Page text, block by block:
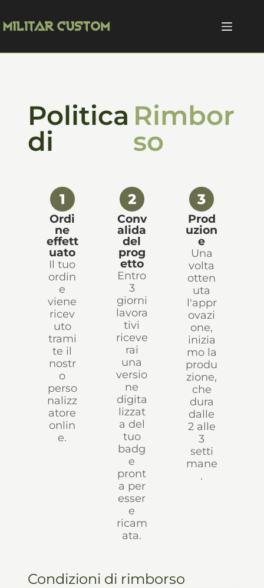
Politica
di
Rimbor
so
Ordi
ne
effett
uato
Il tuo
ordin
e
viene
ricev
uto
trami
te il
nostr
o
perso
nalizz
atore
onlin
e.
Conv
alida
del
prog
etto
Entro
3
giorni
lavora
tivi
riceve
rai
una
versio
ne
digita
lizzat
a del
tuo
badg
e
pront
a per
esser
e
ricam
ata.
Prod
uzion
e
Una
volta
otten
uta
l'appr
ovazi
one,
inizia
mo la
produ
zione,
che
dura
dalle
2 alle
3
setti
mane
.
Condizioni di rimborso